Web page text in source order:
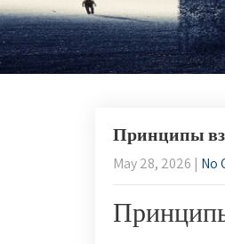
Принципы
May 28, 2026 | No